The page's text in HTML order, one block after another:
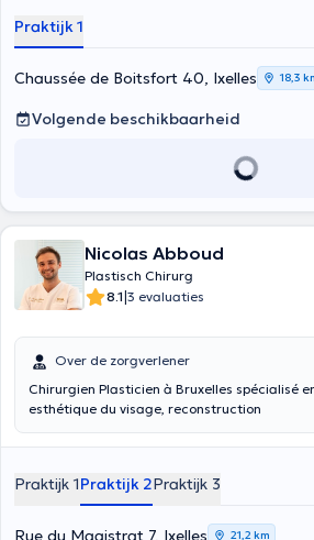
Praktijk 1
Chaussée de Boitsfort 40, Ixelles 18,3
Volgende beschikbaarheid
Nicolas Abboud
Plastisch Chirurg
8.1|3 evaluaties
Over de zorgverlener
Chirurgien Plasticien à Bruxelles spécialisé
esthétique du visage, reconstruction
Praktijk 1Praktijk 2Praktijk 3
Rue du Magistrat 7, Ixelles 21,2 km